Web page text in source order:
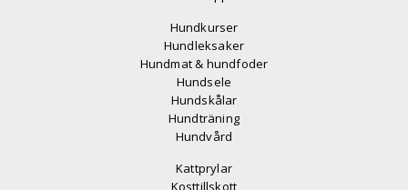
Hundkurser
Hundleksaker
Hundmat & hundfoder
Hundsele
Hundskålar
Hundträning
Hundvård
Kattprylar
Kosttillskott